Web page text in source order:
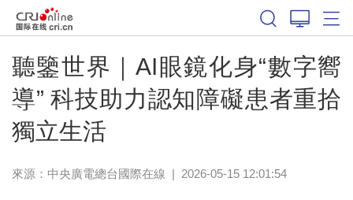
聽鑒世界｜AI眼鏡化身“數字嚮
導” 科技助力認知障礙患者重拾
獨立生活
來源：中央廣電總台國際在線 | 2026-05-15 12:01:54